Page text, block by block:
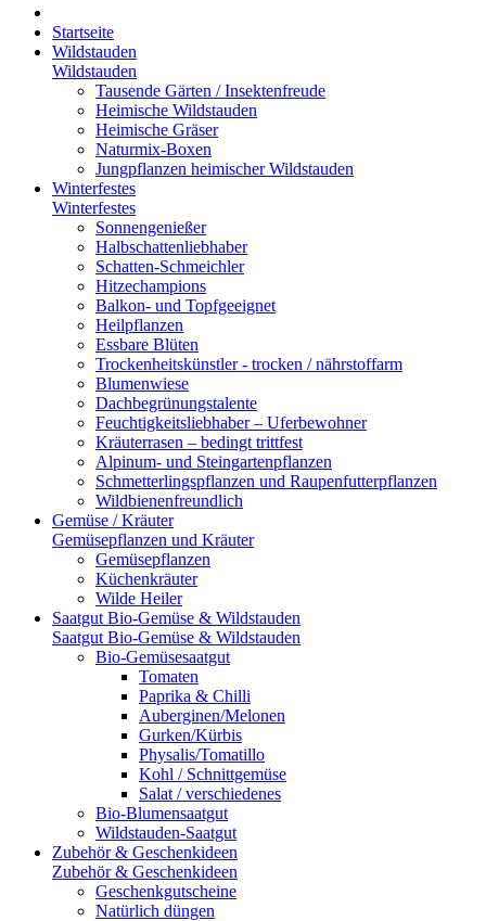
Startseite
Wildstauden
Wildstauden
Tausende Gärten / Insektenfreude
Heimische Wildstauden
Heimische Gräser
Naturmix-Boxen
Jungpflanzen heimischer Wildstauden
Winterfestes
Winterfestes
Sonnengenießer
Halbschattenliebhaber
Schatten-Schmeichler
Hitzechampions
Balkon- und Topfgeeignet
Heilpflanzen
Essbare Blüten
Trockenheitskünstler - trocken / nährstoffarm
Blumenwiese
Dachbegrünungstalente
Feuchtigkeitsliebhaber – Uferbewohner
Kräuterrasen – bedingt trittfest
Alpinum- und Steingartenpflanzen
Schmetterlingspflanzen und Raupenfutterpflanzen
Wildbienenfreundlich
Gemüse / Kräuter
Gemüsepflanzen und Kräuter
Gemüsepflanzen
Küchenkräuter
Wilde Heiler
Saatgut Bio-Gemüse & Wildstauden
Saatgut Bio-Gemüse & Wildstauden
Bio-Gemüsesaatgut
Tomaten
Paprika & Chilli
Auberginen/Melonen
Gurken/Kürbis
Physalis/Tomatillo
Kohl / Schnittgemüse
Salat / verschiedenes
Bio-Blumensaatgut
Wildstauden-Saatgut
Zubehör & Geschenkideen
Zubehör & Geschenkideen
Geschenkgutscheine
Natürlich düngen